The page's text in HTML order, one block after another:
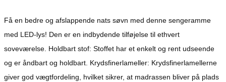
Få en bedre og afslappende nats søvn med denne sengeramme
med LED-lys! Den er en indbydende tilføjelse til ethvert
soveværelse. Holdbart stof: Stoffet har et enkelt og rent udseende
og er åndbart og holdbart. Krydsfinerlameller: Krydsfinerlamellerne
giver god vægtfordeling, hvilket sikrer, at madrassen bliver på plads